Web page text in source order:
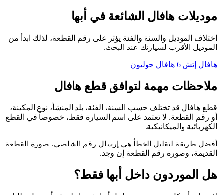
موديلات هافال الشائعة في أبها
اختلاف الموديل والسنة والفئة يؤثر على رقم القطعة، لذلك ابدأ من
الموديل الأقرب لسيارتك عند البحث.
هافال إتش 6 هافال جوليون
ملاحظات مهمة لتوافق قطع هافال
قطع هافال قد تختلف حسب السنة، الفئة، بلد المنشأ، نوع المكينة،
أو رقم القطعة. لا تعتمد على اسم السيارة فقط، خصوصاً في القطع
الكهربائية والميكانيكية.
أفضل طريقة لتقليل الخطأ هي إرسال رقم الشاصي، صورة القطعة
القديمة، وصورة رقم القطعة إن وجد.
هل الموردون داخل أبها فقط؟